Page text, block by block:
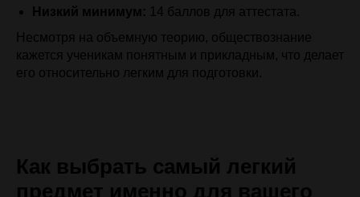
Низкий минимум: 14 баллов для аттестата.
Несмотря на объемную теорию, обществознание
кажется ученикам понятным и прикладным, что делает
его относительно легким для подготовки.
Как выбрать самый легкий
предмет именно для вашего